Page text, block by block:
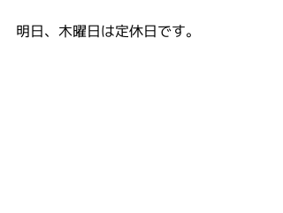
明日、木曜日は定休日です。